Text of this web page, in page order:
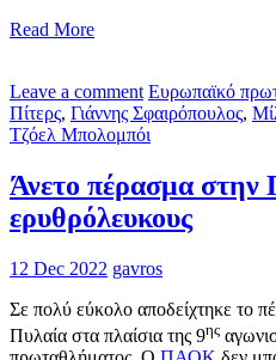
Read More
Leave a comment Ευρωπαϊκό
Πίτερς, Γιάννης Σφαιρόπουλος,
Τζόελ Μπολομπόι
Άνετο πέρασμα στην
ερυθρόλευκους
12 Dec 2022 gavros
Σε πολύ εύκολο αποδείχτηκε το
Πυλαία στα πλαίσια της 9ης